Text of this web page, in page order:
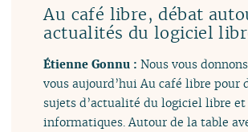
Au café libre, débat
actualités du logiciel
Étienne Gonnu :Nous vous
vous aujourd’hui Au café libre pour
sujets d’actualité du logiciel libre
informatiques. Autour de la table